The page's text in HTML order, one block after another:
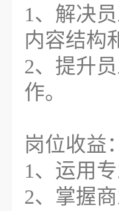
1、解决
内容结构
2、提升
作。
岗位收益：
1、运用
2、掌握